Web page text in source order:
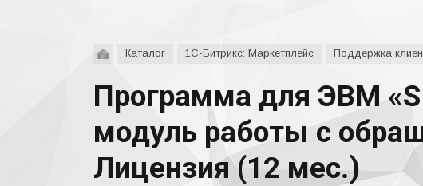
Каталог 1С-Битрикс: Маркетплейс Поддержка
Программа для ЭВМ
модуль работы с
Лицензия (12 мес.)